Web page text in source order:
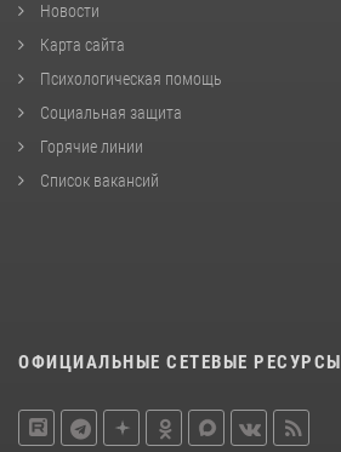
Новости
Карта сайта
Психологическая помощь
Социальная защита
Горячие линии
Список вакансий
ОФИЦИАЛЬНЫЕ СЕТЕВЫЕ РЕСУРСЫ